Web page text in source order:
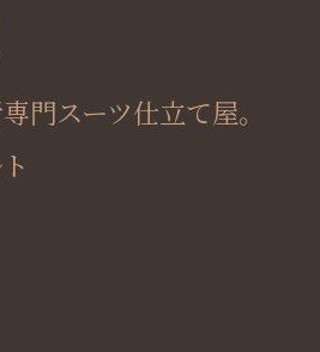
門スーツ仕立て屋。